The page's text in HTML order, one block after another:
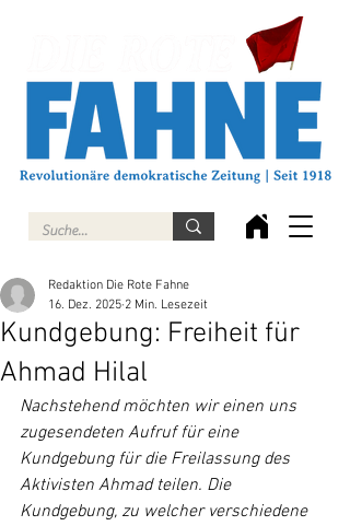
Kundgebung: Freiheit für
Ahmad Hilal
Redaktion Die Rote Fahne
16. Dez. 2025 2 Min. Lesezeit
Nachstehend möchten wir einen uns
zugesendeten Aufruf für eine
Kundgebung für die Freilassung des
Aktivisten Ahmad teilen. Die
Kundgebung, zu welcher verschiedene